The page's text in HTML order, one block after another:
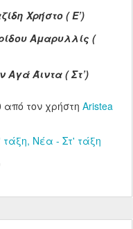
Χρήστο ( Ε’)
Αμαρυλλίς (
Αγά Άιντα ( Στ’)
από τον χρήστη Aristea
Νέα - Στ' τάξη